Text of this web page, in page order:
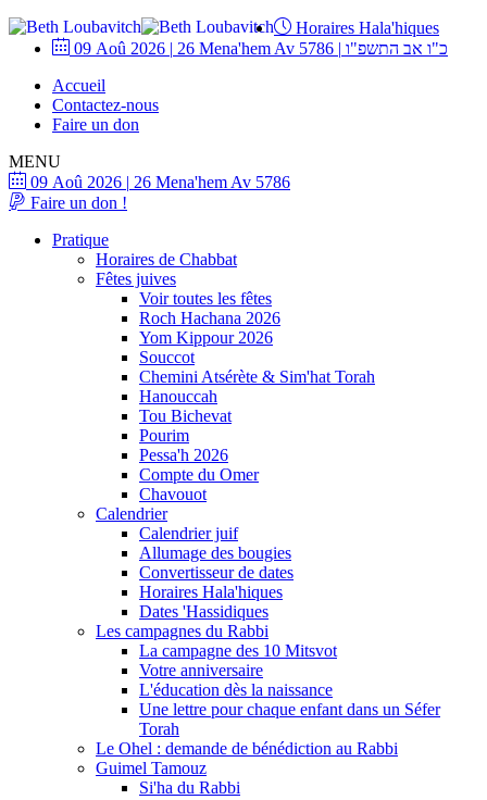
Horaires Hala'hiques
09 Aoû 2026 | 26 Mena'hem Av 5786 | כ"ו אב התשפ"ו
Accueil
Contactez-nous
Faire un don
MENU
09 Aoû 2026 | 26 Mena'hem Av 5786
Faire un don !
Pratique
Horaires de Chabbat
Fêtes juives
Voir toutes les fêtes
Roch Hachana 2026
Yom Kippour 2026
Souccot
Chemini Atsérète & Sim'hat Torah
Hanouccah
Tou Bichevat
Pourim
Pessa'h 2026
Compte du Omer
Chavouot
Calendrier
Calendrier juif
Allumage des bougies
Convertisseur de dates
Horaires Hala'hiques
Dates 'Hassidiques
Les campagnes du Rabbi
La campagne des 10 Mitsvot
Votre anniversaire
L'éducation dès la naissance
Une lettre pour chaque enfant dans un Séfer
Torah
Le Ohel : demande de bénédiction au Rabbi
Guimel Tamouz
Si'ha du Rabbi